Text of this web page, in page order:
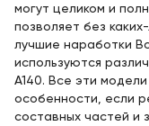
могут целиком и
позволяет без
лучшие наработки
используются
А140. Все эти
особенности, если
составных частей и